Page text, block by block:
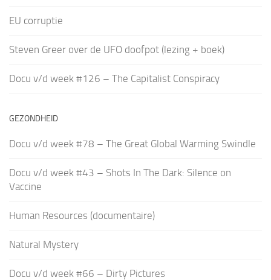
EU corruptie
Steven Greer over de UFO doofpot (lezing + boek)
Docu v/d week #126 – The Capitalist Conspiracy
GEZONDHEID
Docu v/d week #78 – The Great Global Warming Swindle
Docu v/d week #43 – Shots In The Dark: Silence on
Vaccine
Human Resources (documentaire)
Natural Mystery
Docu v/d week #66 – Dirty Pictures